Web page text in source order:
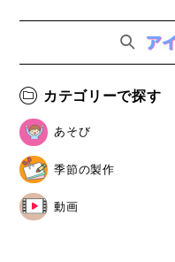
カテゴリーで探す
あそび
季節の製作
動画